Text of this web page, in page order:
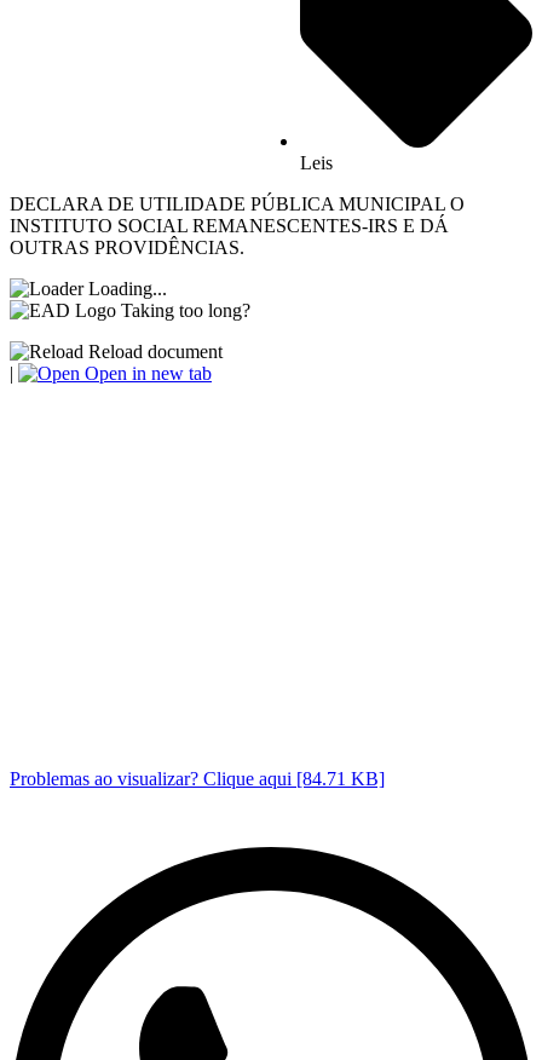
Leis
DECLARA DE UTILIDADE PÚBLICA MUNICIPAL O
INSTITUTO SOCIAL REMANESCENTES-IRS E DÁ
OUTRAS PROVIDÊNCIAS.
Loading...
Taking too long?
Reload document
|
Open in new tab
Problemas ao visualizar? Clique aqui [84.71 KB]